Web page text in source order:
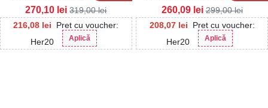
Tasale
216,08 lei
Pret cu voucher:
Her20
Aplică
270,10 lei 319,00lei
Mandie
208,07 lei
Pret cu voucher:
Her20
Aplică
260,09 lei 299,00lei